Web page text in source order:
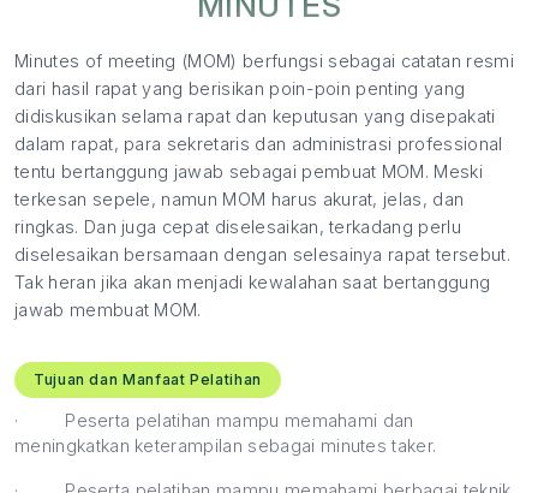
Minutes of meeting (MOM) berfungsi sebagai catatan resmi
dari hasil rapat yang berisikan poin-poin penting yang
didiskusikan selama rapat dan keputusan yang disepakati
dalam rapat, para sekretaris dan administrasi professional
tentu bertanggung jawab sebagai pembuat MOM. Meski
terkesan sepele, namun MOM harus akurat, jelas, dan
ringkas. Dan juga cepat diselesaikan, terkadang perlu
diselesaikan bersamaan dengan selesainya rapat tersebut.
Tak heran jika akan menjadi kewalahan saat bertanggung
jawab membuat MOM.
Tujuan dan Manfaat Pelatihan
·
Peserta pelatihan mampu memahami dan
meningkatkan keterampilan sebagai minutes taker.